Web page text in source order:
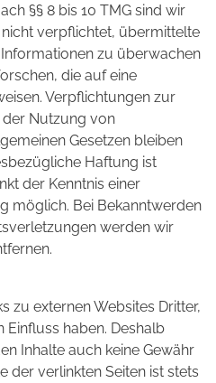
§§ 8 bis 10 TMG sind wir
verpflichtet, übermittelte
zu überwachen
die auf eine
Verpflichtungen zur
Nutzung von
Gesetzen bleiben
Haftung ist
der Kenntnis einer
möglich. Bei Bekanntwerden
werden wir
zu externen Websites Dritter,
Einfluss haben. Deshalb
Inhalte auch keine Gewähr
der verlinkten Seiten ist stets